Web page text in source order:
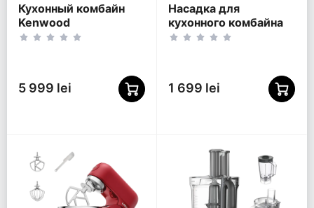
Кухонный комбайн
Kenwood
KHC30.070GY, Серый
5 999 lei
Насадка для
кухонного комбайна
Gorenje MMC-SPC,
1 699 lei